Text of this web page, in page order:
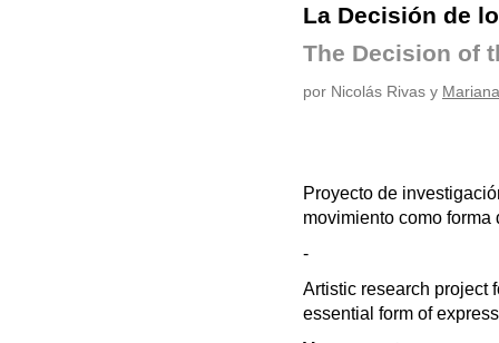
La Decisión de
The Decision of
por Nicolás Rivas y
Proyecto de
movimiento como
-
Artistic research project
essential form of